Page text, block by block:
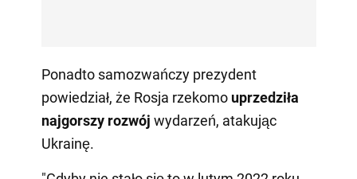
Ponadto samozwańczy prezydent
powiedział, że Rosja rzekomo uprzedziła
najgorszy rozwój wydarzeń, atakując
Ukrainę.